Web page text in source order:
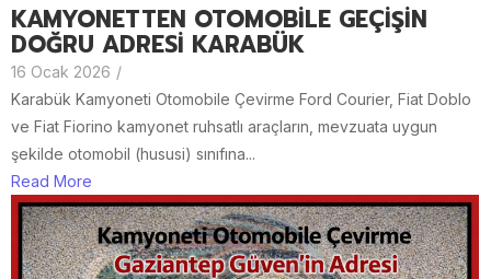
KAMYONETTEN OTOMOBİLE GEÇİŞİN
DOĞRU ADRESİ KARABÜK
16 Ocak 2026 /
Karabük Kamyoneti Otomobile Çevirme Ford Courier, Fiat Doblo
ve Fiat Fiorino kamyonet ruhsatlı araçların, mevzuata uygun
şekilde otomobil (hususi) sınıfına...
Read More